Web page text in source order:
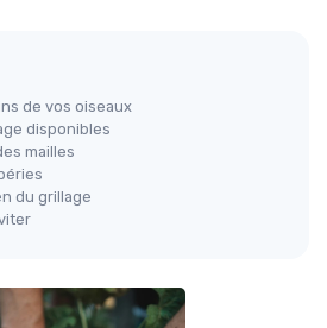
de vos oiseaux
disponibles
mailles
du grillage